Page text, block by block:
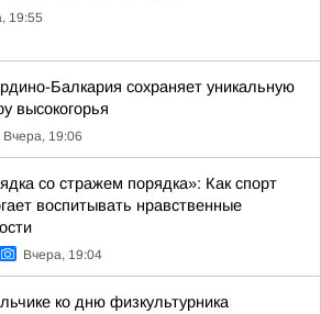
19:55
Балкария сохраняет уникальную
высокогорья
Вчера, 19:06
со стражем порядка»: Как спорт
воспитывать нравственные
Вчера, 19:04
ко дню физкультурника